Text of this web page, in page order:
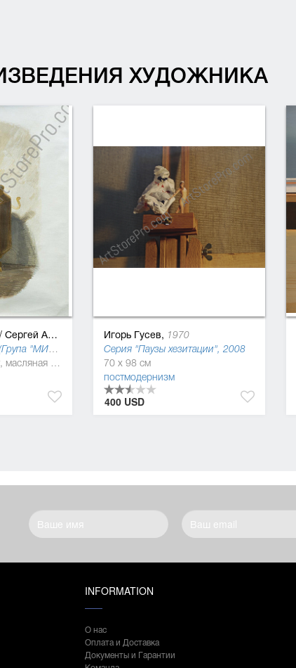
ХУДОЖНИКА
/ Сергей Ануфриев
"Большой фонтан" (Група "МИР"), 1995
203 x 158 см, холст, масляная краска
Игорь Гусев, 1970
Серия "Паузы хезитации", 2008
70 x 98 см
постмодернизм
400 USD
INFORMATION
О нас
Оплата и Доставка
Документы и Гарантии